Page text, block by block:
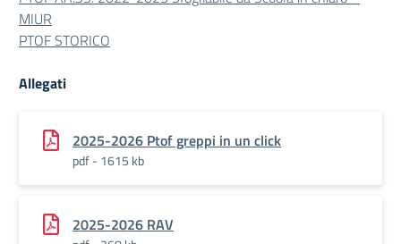
MIUR
PTOF STORICO
Allegati
2025-2026 Ptof greppi in un click
pdf - 1615 kb
2025-2026 RAV